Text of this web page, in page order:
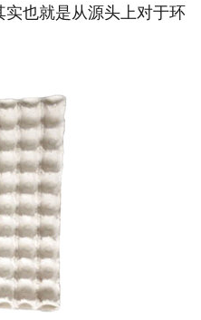
也就是从源头上对于环